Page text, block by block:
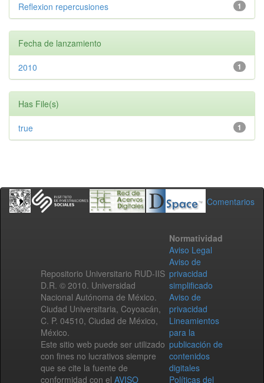
1
Reflexion repercusiones
Fecha de lanzamiento
1
2010
Has File(s)
1
true
Comentarios
Repositorio Universitario RUD-IIS
D.R. © 2010. Universidad
Nacional Autónoma de México.
Ciudad Universitaria, Coyoacán,
C. P. 04510, Ciudad de México,
México.
Este sitio web puede ser utilizado
con fines no lucrativos siempre
que se cite la fuente de
conformidad con el AVISO
Normatividad
Aviso Legal
Aviso de
privacidad
simplificado
Aviso de
privacidad
Lineamientos
para la
publicación de
contenidos
digitales
Políticas del